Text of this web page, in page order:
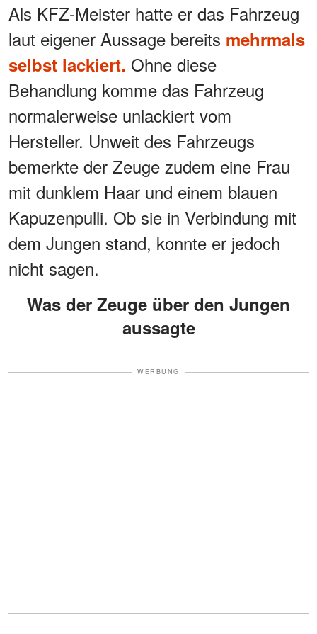
Als KFZ-Meister hatte er das Fahrzeug
laut eigener Aussage bereits mehrmals
selbst lackiert. Ohne diese
Behandlung komme das Fahrzeug
normalerweise unlackiert vom
Hersteller. Unweit des Fahrzeugs
bemerkte der Zeuge zudem eine Frau
mit dunklem Haar und einem blauen
Kapuzenpulli. Ob sie in Verbindung mit
dem Jungen stand, konnte er jedoch
nicht sagen.
Was der Zeuge über den Jungen
aussagte
WERBUNG